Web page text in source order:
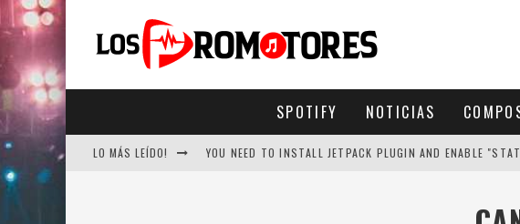
SPOTIFY NOTICIAS
LO MÁS LEÍDO! YOU NEED TO INSTALL JETPACK PLUGIN AND ENABLE